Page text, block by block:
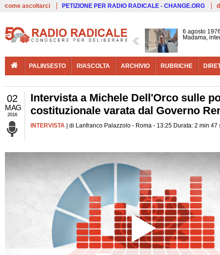
come ascoltarci PETIZIONE PER RADIO RADICALE - CHANGE.ORG
6 agosto
Madama,
PALINSESTO RIASCOLTA ARCHIVIO RUBRICHE
02
MAG
2016
Intervista a Michele Dell'Orco sulle
costituzionale varata dal Governo
INTERVISTA | di Lanfranco Palazzolo - Roma - 13:25 Durata: 2 min 47